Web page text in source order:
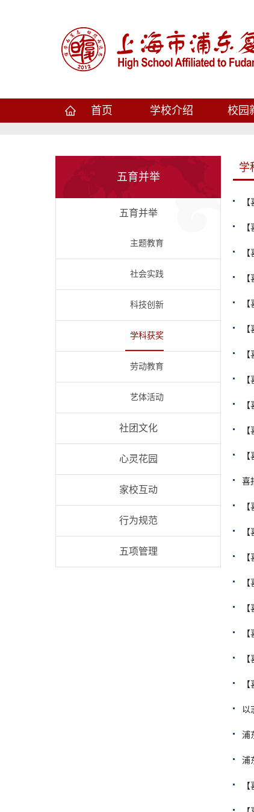
首页 学校介绍 校园
五育并举
五育并举
主题教育
社会实践
科技创新
学科获奖
劳动教育
艺体活动
社团文化
心灵花园
家校互动
行为规范
五项管理
学
喜
以
浦
浦